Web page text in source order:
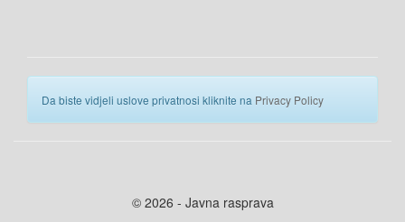
Da biste vidjeli uslove privatnosi kliknite na Privacy Policy
© 2026 - Javna rasprava